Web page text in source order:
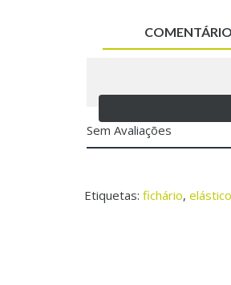
Sem Avaliações
Etiquetas: fichário, elástico